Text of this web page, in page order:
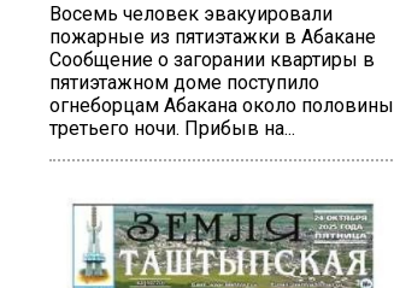
Восемь человек эвакуировали
пожарные из пятиэтажки в Абакане
Сообщение о загорании квартиры в
пятиэтажном доме поступило
огнеборцам Абакана около половины
третьего ночи. Прибыв на...